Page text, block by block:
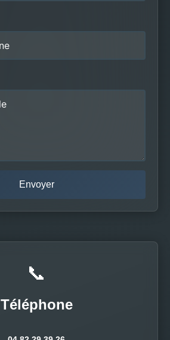
📞
Téléphone